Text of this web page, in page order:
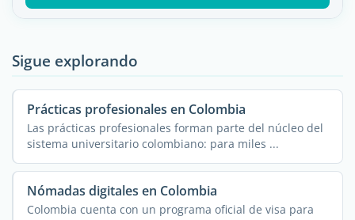
Sigue explorando
Prácticas profesionales en Colombia
Las prácticas profesionales forman parte del núcleo del
sistema universitario colombiano: para miles ...
Nómadas digitales en Colombia
Colombia cuenta con un programa oficial de visa para